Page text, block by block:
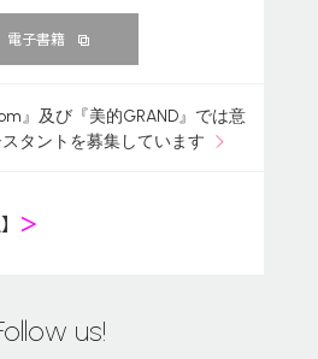
電子書籍
』及び『美的GRAND』では意
タントを募集しています
＞
us!